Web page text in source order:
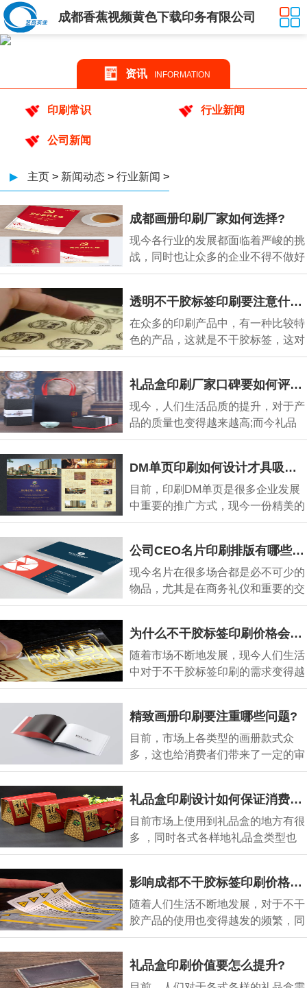
成都香蕉视频黄色下载印务有限公司
资讯 INFORMATION
印刷常识 行业新闻
公司新闻
▶ 主页 > 新闻动态 > 行业新闻 >
成都画册印刷厂家如何选择?
现今各行业的发展都面临着严峻的挑
战，同时也让众多的企业不得不做好
宣传推广来增
透明不干胶标签印刷要注意什么问题?
在众多的印刷产品中，有一种比较特
色的产品，这就是不干胶标签，这对
现今很多的企
礼品盒印刷厂家口碑要如何评判?
现今，人们生活品质的提升，对于产
品的质量也变得越来越高;而今礼品
盒也不例外，很
DM单页印刷如何设计才具吸引力?
目前，印刷DM单页是很多企业发展
中重要的推广方式，现今一份精美的
DM单页是可以给企
公司CEO名片印刷排版有哪些要求?
现今名片在很多场合都是必不可少的
物品，尤其是在商务礼仪和重要的交
流场所，都可
为什么不干胶标签印刷价格会逐步增长呢?
随着市场不断地发展，现今人们生活
中对于不干胶标签印刷的需求变得越
来越大，同时
精致画册印刷要注重哪些问题?
目前，市场上各类型的画册款式众
多，这也给消费者们带来了一定的审
美疲劳，这也让
礼品盒印刷设计如何保证消费者好感?
目前市场上使用到礼品盒的地方有很
多 ，同时各式各样地礼品盒类型也
变得多种多样，
影响成都不干胶标签印刷价格因素有哪些?
随着人们生活不断地发展，对于不干
胶产品的使用也变得越发的频繁，同
时生活中的各
礼品盒印刷价值要怎么提升?